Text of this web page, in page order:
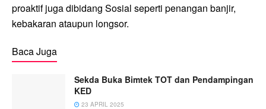
proaktif juga dibidang Sosial seperti penangan banjir,
kebakaran ataupun longsor.
Baca Juga
Sekda Buka Bimtek TOT dan Pendampingan
KED
23 APRIL 2025